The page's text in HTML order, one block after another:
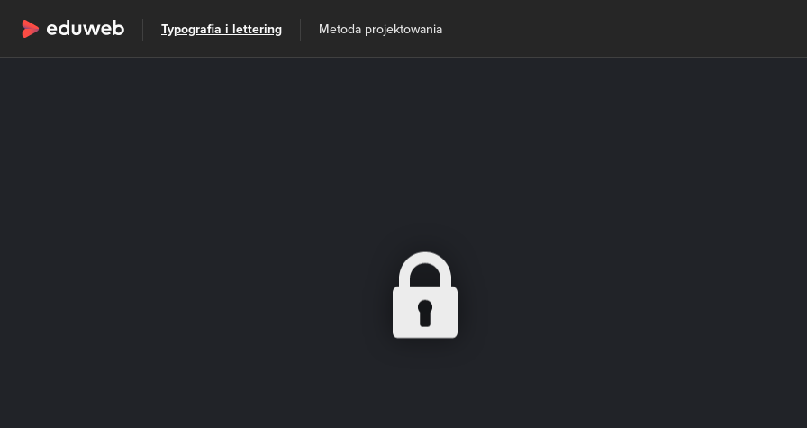
Wszystkie kategorie Szkolenia
Typografia i lettering Metoda projektowania